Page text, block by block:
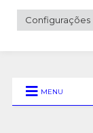
MENU
Configurações